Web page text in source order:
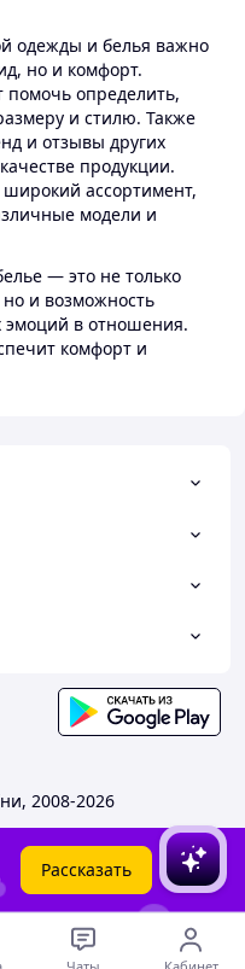
одежды и белья важно
но и комфорт.
определить,
и стилю. Также
и отзывы других
продукции.
ассортимент,
модели и
— это не только
но и возможность
эмоций в отношения.
комфорт и
2008-2026
Рассказать